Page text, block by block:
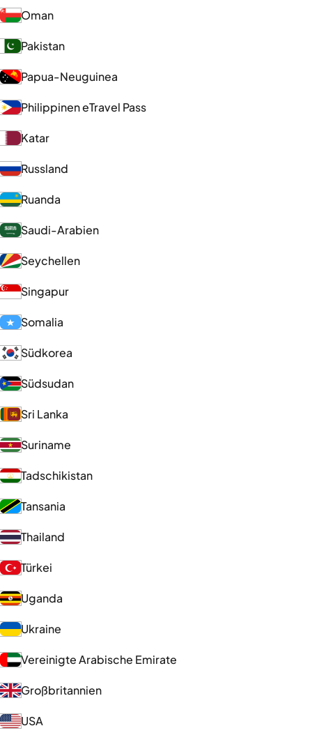
Oman
Pakistan
Papua-Neuguinea
Philippinen eTravel Pass
Katar
Russland
Ruanda
Saudi-Arabien
Seychellen
Singapur
Somalia
Südkorea
Südsudan
Sri Lanka
Suriname
Tadschikistan
Tansania
Thailand
Türkei
Uganda
Ukraine
Vereinigte Arabische Emirate
Großbritannien
USA